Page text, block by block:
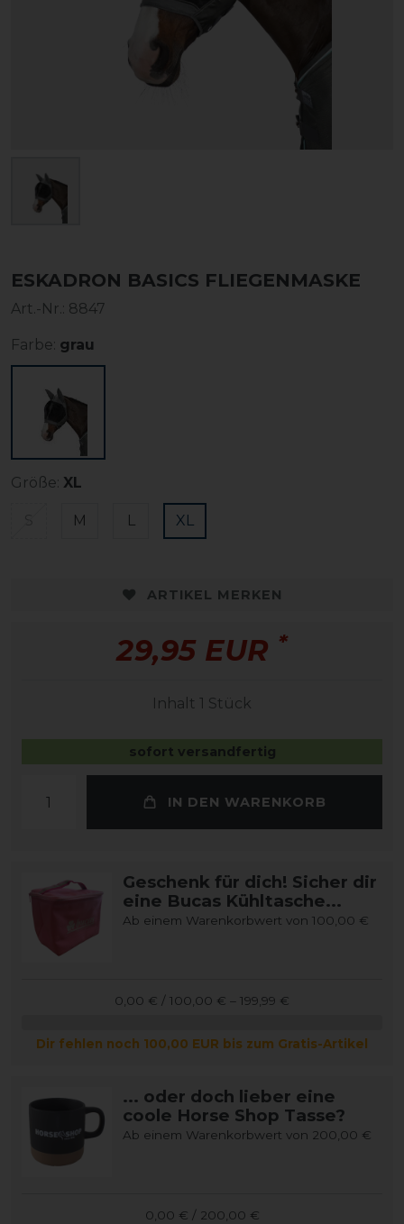
ESKADRON BASICS FLIEGENMASKE
Art.-Nr.: 8847
Farbe: grau
Größe: XL
M L XL
ARTIKEL MERKEN
29,95 EUR *
Inhalt 1 Stück
sofort versandfertig
IN DEN WARENKORB
Geschenk für dich! Sicher dir
eine Bucas Kühltasche...
Ab einem Warenkorbwert von 100,00 €
0,00 € / 100,00 € – 199,99 €
Dir fehlen noch 100,00 EUR bis zum Gratis-Artikel
... oder doch lieber eine
coole Horse Shop Tasse?
Ab einem Warenkorbwert von 200,00 €
0,00 € / 200,00 €